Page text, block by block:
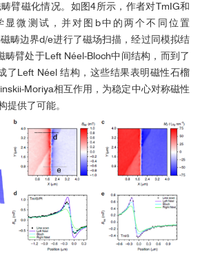
臂磁化情况。如图4所示，作者对TmIG和
显微测试，并对图b中的两个不同位置
畴边界d/e进行了磁场扫描，经过同模拟结
畴臂处于Left Néel-Bloch中间结构，而到了
了Left Néel 结构，这些结果表明磁性石榴
Moriya相互作用，为稳定中心对称磁性
提供了可能。